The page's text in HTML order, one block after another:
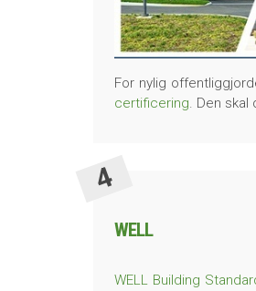
For nylig
certificering. Den skal
WELL
WELL Building